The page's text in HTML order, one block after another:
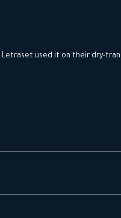
used it on their dry-